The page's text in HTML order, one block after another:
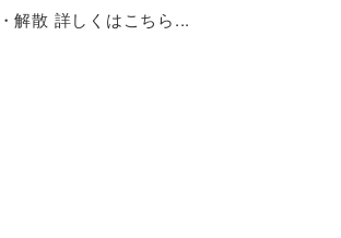
散 詳しくはこちら...